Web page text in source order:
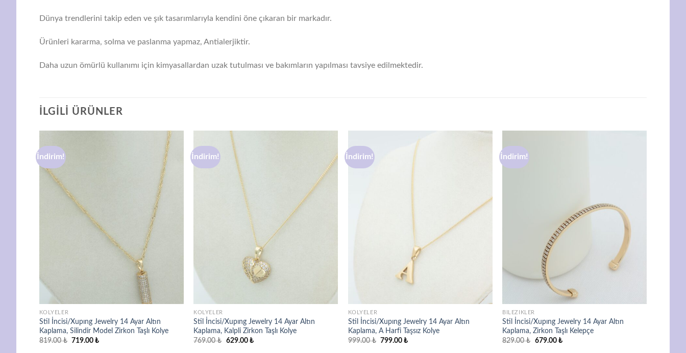
Dünya trendlerini takip eden ve şık tasarımlarıyla kendini öne çıkaran bir markadır.
Ürünleri kararma, solma ve paslanma yapmaz, Antialerjiktir.
Daha uzun ömürlü kullanımı için kimyasallardan uzak tutulması ve bakımların yapılması tavsiye edilmektedir.
İLGILI ÜRÜNLER
İndirim!
Favorilere
ekle
KOLYELER
Stil İncisi/Xupıng Jewelry 14 Ayar Altın
Kaplama, Silindir Model Zirkon Taşlı Kolye
819.00₺ Orijinal
719.00₺Şu
İndirim!
Favorilere
ekle
KOLYELER
Stil İncisi/Xupıng Jewelry 14 Ayar Altın
Kaplama, Kalpli Zirkon Taşlı Kolye
769.00₺ Orijinal
629.00 ₺Şu
İndirim!
KOLYELER
Stil İncisi/Xupıng Jewelry 14 Ayar Altın
Kaplama, A Harfi Taşsız Kolye
999.00₺ Orijinal
799.00₺Şu
İndirim!
BILEZIKLER
Stil İncisi/Xupıng Jewelry 14 Ayar Altın
Kaplama, Zirkon Taşlı Kelepçe
829.00₺ Orijinal
679.00 ₺Şu